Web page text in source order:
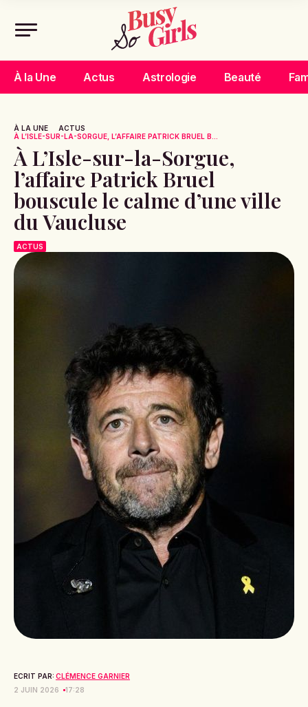
À la Une Actus Astrologie Beauté
À LA UNE
ACTUS
À L’ISLE-SUR-LA-SORGUE, L’AFFAIRE PATRICK BRUEL B...
À L’Isle-sur-la-Sorgue,
l’affaire Patrick Bruel
bouscule le calme d’une ville
du Vaucluse
ACTUS
ECRIT PAR: CLÉMENCE GARNIER
2 JUIN 2026
17:28